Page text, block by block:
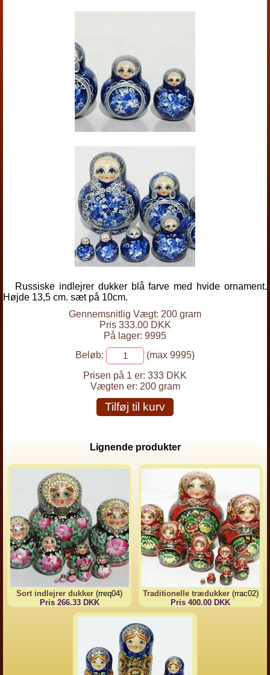
Russiske indlejrer dukker blå farve med hvide ornament.
Højde 13,5 cm. sæt på 10cm.
Gennemsnitlig Vægt: 200 gram
Pris 333.00 DKK
På lager: 9995
Beløb:
(max 9995)
Prisen på 1 er: 333 DKK
Vægten er: 200 gram
Tilføj til kurv
Lignende produkter
Sort indlejrer dukker (rreq04)
Pris 266.33 DKK
Traditionelle trædukker(rrac02)
Pris 400.00 DKK